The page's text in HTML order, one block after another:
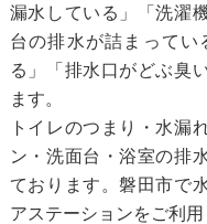
漏水している」「洗濯
台の排水が詰まって
る」「排水口がどぶ臭
ます。
トイレのつまり・水漏
ン・洗面台・浴室の排
ております。磐田市で
アステーションをご利用